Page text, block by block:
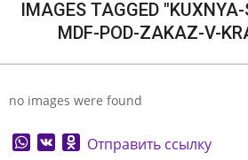
IMAGES TAGGED
MDF-POD-ZAKAZ-V-
no images were found
WhatsApp
VK Odnoklassniki
Отправить ссылку